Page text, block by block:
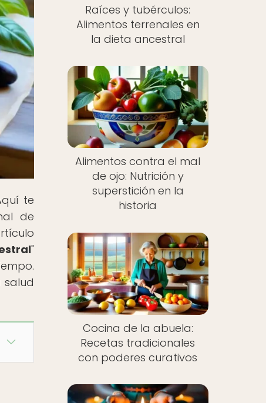
te
de
"
salud
Raíces y tubérculos:
Alimentos terrenales en
la dieta ancestral
Alimentos contra el mal
de ojo: Nutrición y
superstición en la
historia
Cocina de la abuela:
Recetas tradicionales
con poderes curativos